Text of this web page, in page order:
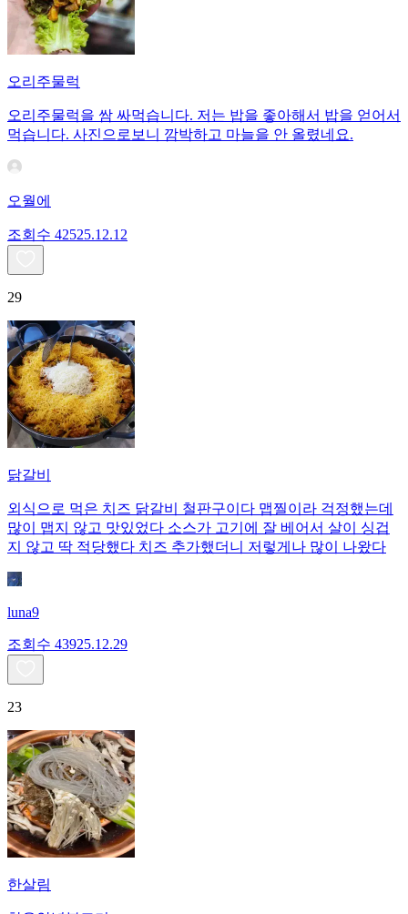
오리주물럭
오리주물럭을 쌈 싸먹습니다. 저는 밥을 좋아해서 밥을 얻어서
먹습니다. 사진으로보니 깜박하고 마늘을 안 올렸네요.
오월에
조회수 42525.12.12
29
닭갈비
외식으로 먹은 치즈 닭갈비 철판구이다 맵찔이라 걱정했는데
많이 맵지 않고 맛있었다 소스가 고기에 잘 베어서 살이 싱겁
지 않고 딱 적당했다 치즈 추가했더니 저렇게나 많이 나왔다
luna9
조회수 43925.12.29
23
한살림